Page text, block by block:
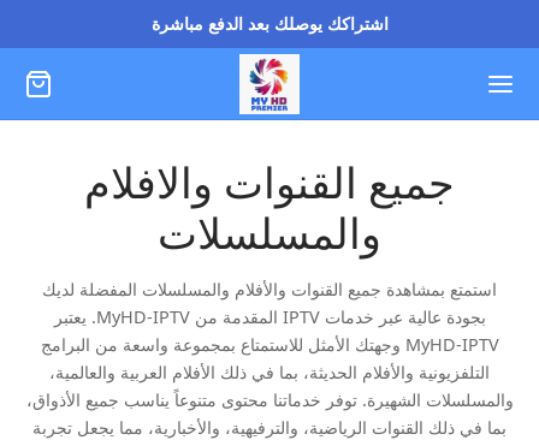
اشتراكك يوصلك بعد الدفع مباشرة
جميع القنوات والافلام
والمسلسلات
استمتع بمشاهدة جميع القنوات والأفلام والمسلسلات المفضلة لديك
بجودة عالية عبر خدمات IPTV المقدمة من MyHD-IPTV. يعتبر
MyHD-IPTV وجهتك الأمثل للاستمتاع بمجموعة واسعة من البرامج
التلفزيونية والأفلام الحديثة، بما في ذلك الأفلام العربية والعالمية،
والمسلسلات الشهيرة. توفر خدماتنا محتوى متنوعاً يناسب جميع الأذواق،
بما في ذلك القنوات الرياضية، والترفيهية، والأخبارية، مما يجعل تجربة